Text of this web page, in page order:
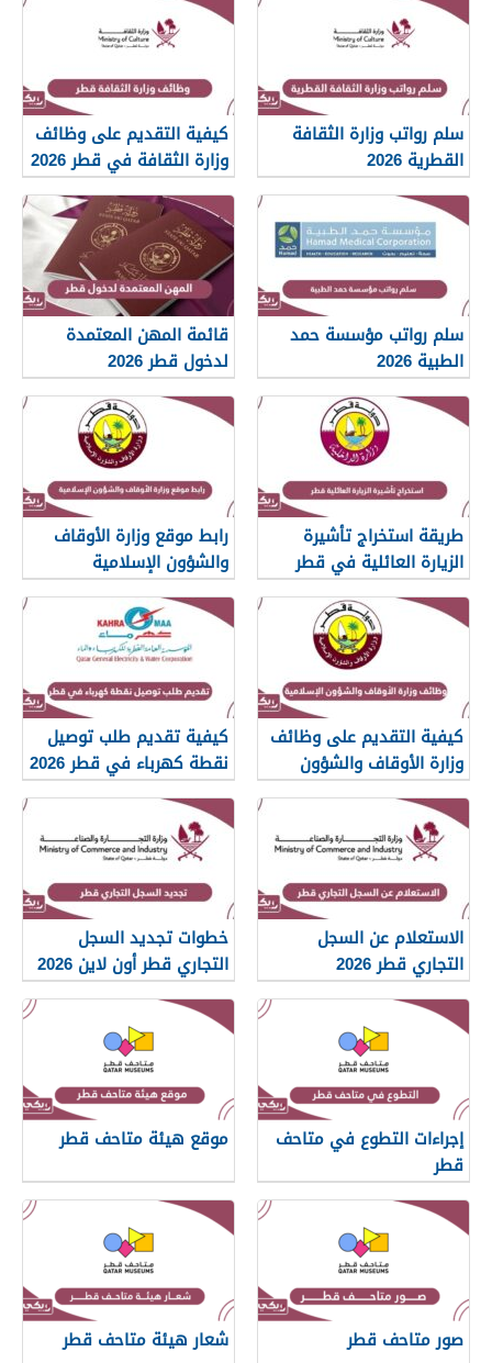
سلم رواتب وزارة الثقافة
القطرية 2026
كيفية التقديم على وظائف
وزارة الثقافة في قطر 2026
سلم رواتب مؤسسة حمد
الطبية 2026
قائمة المهن المعتمدة
لدخول قطر 2026
طريقة استخراج تأشيرة
الزيارة العائلية في قطر
2026
رابط موقع وزارة الأوقاف
والشؤون الإسلامية
islam.gov.qa
كيفية التقديم على وظائف
وزارة الأوقاف والشؤون
الإسلامية قطر 2026
كيفية تقديم طلب توصيل
نقطة كهرباء في قطر 2026
الاستعلام عن السجل
التجاري قطر 2026
خطوات تجديد السجل
التجاري قطر أون لاين 2026
إجراءات التطوع في متاحف
قطر
موقع هيئة متاحف قطر
صور متاحف قطر شعار هيئة متاحف قطر